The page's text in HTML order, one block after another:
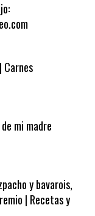
Carnes
mi madre
y bavarois,
| Recetas y